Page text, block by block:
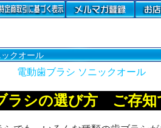
クオール
電動歯ブラシ ソニックオール
ラシの選び方 ご存知